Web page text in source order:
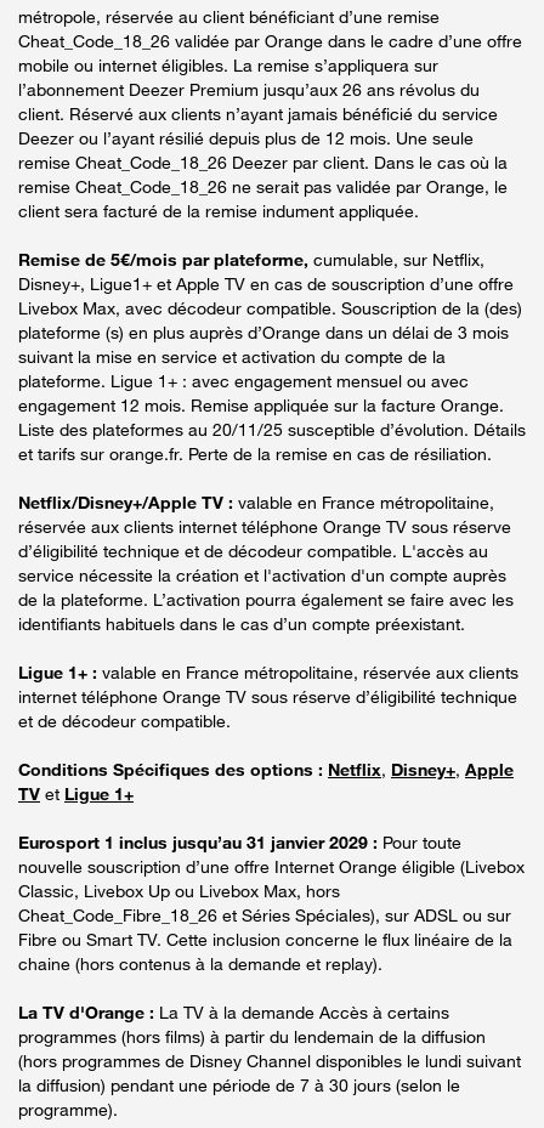
métropole, réservée au client bénéficiant d’une remise
Cheat_Code_18_26 validée par Orange dans le cadre d’une offre
mobile ou internet éligibles. La remise s’appliquera sur
l’abonnement Deezer Premium jusqu’aux 26 ans révolus du
client. Réservé aux clients n’ayant jamais bénéficié du service
Deezer ou l’ayant résilié depuis plus de 12 mois. Une seule
remise Cheat_Code_18_26 Deezer par client. Dans le cas où la
remise Cheat_Code_18_26 ne serait pas validée par Orange, le
client sera facturé de la remise indument appliquée.
Remise de 5€/mois par plateforme, cumulable, sur Netflix,
Disney+, Ligue1+ et Apple TV en cas de souscription d’une offre
Livebox Max, avec décodeur compatible. Souscription de la (des)
plateforme (s) en plus auprès d’Orange dans un délai de 3 mois
suivant la mise en service et activation du compte de la
plateforme. Ligue 1+ : avec engagement mensuel ou avec
engagement 12 mois. Remise appliquée sur la facture Orange.
Liste des plateformes au 20/11/25 susceptible d’évolution. Détails
et tarifs sur orange.fr. Perte de la remise en cas de résiliation.
Netflix/Disney+/Apple TV : valable en France métropolitaine,
réservée aux clients internet téléphone Orange TV sous réserve
d’éligibilité technique et de décodeur compatible. L'accès au
service nécessite la création et l'activation d'un compte auprès
de la plateforme. L’activation pourra également se faire avec les
identifiants habituels dans le cas d’un compte préexistant.
Ligue 1+ : valable en France métropolitaine, réservée aux clients
internet téléphone Orange TV sous réserve d’éligibilité technique
et de décodeur compatible.
Conditions Spécifiques des options : Netflix, Disney+, Apple
TV et Ligue 1+
Eurosport 1 inclus jusqu’au 31 janvier 2029 : Pour toute
nouvelle souscription d’une offre Internet Orange éligible (Livebox
Classic, Livebox Up ou Livebox Max, hors
Cheat_Code_Fibre_18_26 et Séries Spéciales), sur ADSL ou sur
Fibre ou Smart TV. Cette inclusion concerne le flux linéaire de la
chaine (hors contenus à la demande et replay).
La TV d'Orange : La TV à la demande Accès à certains
programmes (hors films) à partir du lendemain de la diffusion
(hors programmes de Disney Channel disponibles le lundi suivant
la diffusion) pendant une période de 7 à 30 jours (selon le
programme).